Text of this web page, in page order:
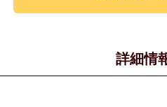
詳細情